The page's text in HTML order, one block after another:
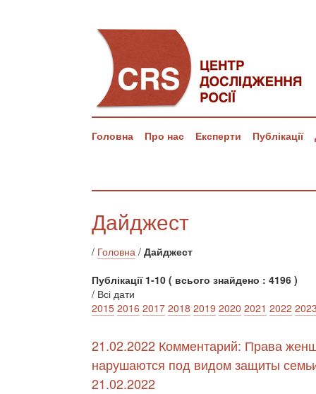
Головна Про нас Експерти Публікації
Дайджест
/ Головна / Дайджест
Публікації 1-10 ( всього знайдено : 4196 )
/ Всі дати
2015 2016 2017 2018 2019 2020 2021 2022
21.02.2022 Комментарий: Права
нарушаются под видом защиты
21.02.2022